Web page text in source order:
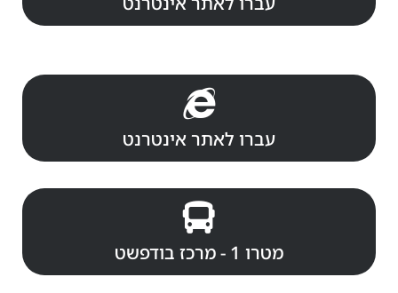
עברו לאתר אינטרנט
מטרו 1 - מרכז בודפשט